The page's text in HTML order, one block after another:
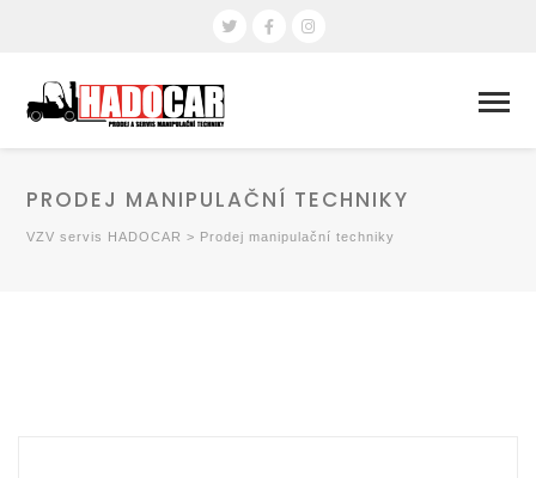
PRODEJ MANIPULAČNÍ TECHNIKY
VZV servis HADOCAR > Prodej manipulační techniky